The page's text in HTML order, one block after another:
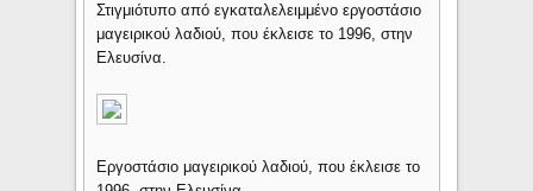
Στιγμιότυπο από εγκαταλελειμμένο εργοστάσιο
μαγειρικού λαδιού, που έκλεισε το 1996, στην
Ελευσίνα.
Εργοστάσιο μαγειρικού λαδιού, που έκλεισε το